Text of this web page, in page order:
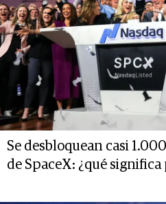
Se desbloquean casi
de SpaceX: ¿qué